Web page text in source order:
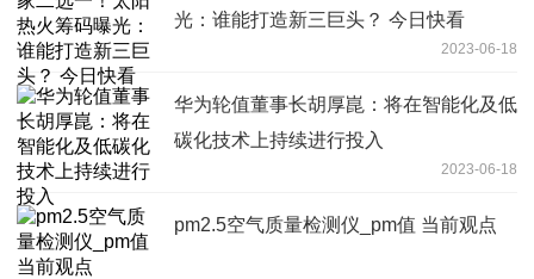
光：谁能打造新三巨头？ 今日快看
2023-06-18
华为轮值董事长胡厚崑：将在智能化及低
碳化技术上持续进行投入
2023-06-18
pm2.5空气质量检测仪_pm值 当前观点